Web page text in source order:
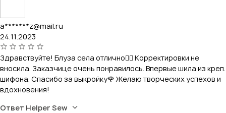
a*******z@mail.ru
24.11.2023
Здравствуйте! Блуза села отлично👌🏼 Корректировки не
вносила. Заказчице очень понравилось. Впервые шила из креп.
шифона. Спасибо за выкройку🌹 Желаю творческих успехов и
вдохновения!
Ответ Helper Sew